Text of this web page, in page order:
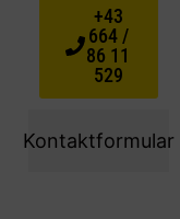
Kontaktformular
+43
664 /
86 11
529